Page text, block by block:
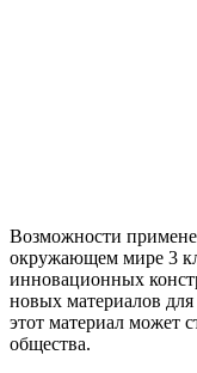
Возможности
окружающем мире 3
инновационных
новых материалов
этот материал может
общества.